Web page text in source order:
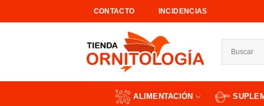
al
CONTACTO INCIDENCIAS
ALIMENTACIÓN